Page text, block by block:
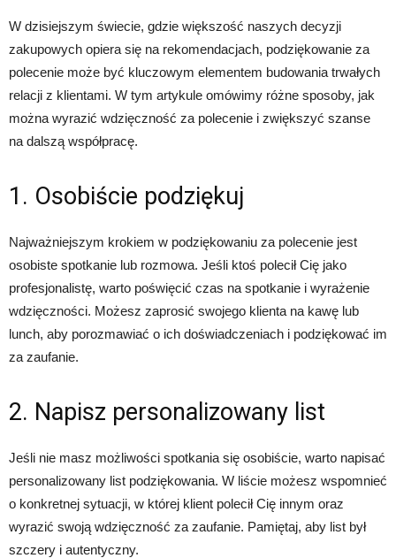
W dzisiejszym świecie, gdzie większość naszych decyzji
zakupowych opiera się na rekomendacjach, podziękowanie za
polecenie może być kluczowym elementem budowania trwałych
relacji z klientami. W tym artykule omówimy różne sposoby, jak
można wyrazić wdzięczność za polecenie i zwiększyć szanse
na dalszą współpracę.
1. Osobiście podziękuj
Najważniejszym krokiem w podziękowaniu za polecenie jest
osobiste spotkanie lub rozmowa. Jeśli ktoś polecił Cię jako
profesjonalistę, warto poświęcić czas na spotkanie i wyrażenie
wdzięczności. Możesz zaprosić swojego klienta na kawę lub
lunch, aby porozmawiać o ich doświadczeniach i podziękować im
za zaufanie.
2. Napisz personalizowany list
Jeśli nie masz możliwości spotkania się osobiście, warto napisać
personalizowany list podziękowania. W liście możesz wspomnieć
o konkretnej sytuacji, w której klient polecił Cię innym oraz
wyrazić swoją wdzięczność za zaufanie. Pamiętaj, aby list był
szczery i autentyczny.